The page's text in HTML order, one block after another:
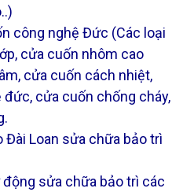
công nghệ Đức (Các loại
cửa cuốn nhôm cao
cửa cuốn cách nhiệt,
cửa cuốn chống cháy,
Đài Loan sửa chữa bảo trì
sửa chữa bảo trì các